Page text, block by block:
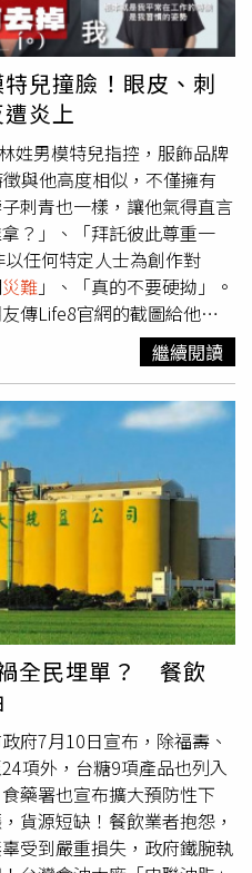
市場的出口策略具有掠奪
化過剩產能的結果，「即使
處這場海嘯之中；如果真的
麼事。」巴西國家汽車製造
產業正投入高成本的電動
場的適當時機。此外，任何
仍將面臨巴拉圭這項結構性
巴拉圭目前仍與中華民國維
然而，隨著川普持續擴大貿
始轉向。今年2月，烏拉圭
領150人代表團訪問北京，
非法綁架馬杜洛（Nicolas
南美洲領導人。中國與烏拉
儘速啟動中國與南方共同市
習近平與魯拉的通話顯示，
不過，雙方仍特別強調「必
表未來可能要求對敏感工業
題外，兩位領導人也討論了
對「持續增加的衝突對全球
關切，並指出「對荷姆茲海
海峽（Bab el-Mandeb）自
成傷害」，同時對加薩
示遺憾。魯拉與習近平也
小組」（Group of Friends
國與巴西於2024年9月在聯
凝聚全球南方（Global
解決俄烏戰爭。雙方表示，
談判方面發揮重要作用。兩
事會（United Nations
國際危機，並指出聯合國
國際局勢，雙方承諾將持續
開路，舉辦廟宇慶典熱鬧
妖氣，之後再請土地公和主
財氣。同時也是小孩子的守
、聰明伶俐。以前醫療不發
不好養(健康不佳或易吵
祈求保佑小孩平安健康長
爺為『契父』，妖邪、鬼怪
安的長大！虎爺還能治療腮
的威力，所以當小孩子『生
望藉由老虎的威力將豬咬
爺能咬來錢財，因為跟隨
掌握財富的能力。「拜金虎
台語發音相近「好野」，被
加上「虎爺咬錢來」而相信
視為具有財神的神格。拜拜
要先從門口天公爐開始拜，
下的虎爺，虎爺通常是拜拜
主神財神爺和配祀神明，最
完整的流程，如果僅單拜一
多為生肉、生食，在未冷藏
廟方與其他信眾的困擾，所
爺最好準備生食（花枝、魷
蛋等），但要特別注意，不
生食或肉，像是北港武德
中建國市場虎爺喜歡吃炸雞
先詢問要去拜的廟宇，或是
較不會出差錯。
兒撞臉！眼皮、刺
炎上
姓男模特兒指控，服飾品牌
與他高度相似，不僅擁有
刺青也一樣，讓他氣得直言
？」、「拜託彼此尊重一
任何特定人士為創作對
災難 」、「真的不要硬拗」。
傳Life8官網的截圖給他
而他實際查看官網，原以為
才發現，模特兒的雙眼不僅
型，就連右側頸部刺青，以
度吻合。林男控訴Life8將
自Instagram／@iamgalin）
模特兒工作會被AI取代，結
取代了！」林男也質疑，使
業，且品牌將影像放在官網
費我該去跟誰拿？你會給我
戶看到這樣的網站，誤以為
上做了很多變化，客戶可能
話Life8將官網相關圖片全
因為對我來說，我也很熱愛
們消費。」貼文曝光後，迅
批網友批評Life8。對此，
您好，關於本圖片讓您感
深感抱歉。本圖片為AI依照
為創作對象，也未刻意使用
生成依據。基於您的顧慮，
視相關內容。對於造成的困
繼續閱讀
全民埋單？ 餐飲
府7月10日宣布，除福壽、
項外，台糖9項產品也列入
藥署也宣布擴大預防性下
貨源短缺！餐飲業者抱怨，
受到嚴重損失，政府鐵腕執